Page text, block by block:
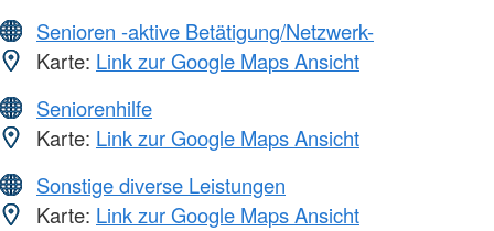
Senioren -aktive Betätigung/Netzwerk-
Karte: Link zur Google Maps Ansicht
Seniorenhilfe
Karte: Link zur Google Maps Ansicht
Sonstige diverse Leistungen
Karte: Link zur Google Maps Ansicht